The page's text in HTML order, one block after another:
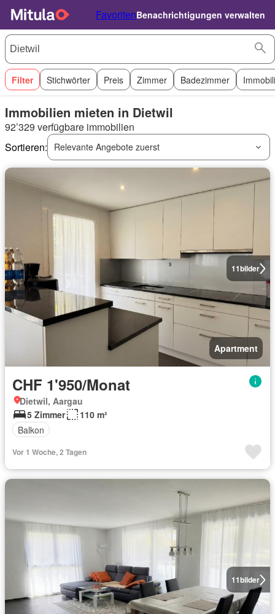
FavoritenBenachrichtigungen verwalten
Filter Stichwörter Preis Zimmer Badezimmer
Immobilien mieten in Dietwil
92’329 verfügbare immobilien
Sortieren:
Relevante Angebote zuerst
11bilder
Apartment
CHF 1'950/Monat
Dietwil, Aargau
5 Zimmer
110 m²
Balkon
Vor 1 Woche, 2 Tagen
11bilder